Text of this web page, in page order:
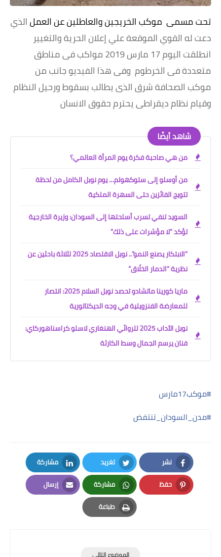
منوعات
مواضيع عامة
تحت مسمى موكب الخريجين والعاطلين عن العملالذي
دعت له القوي الموقعة علي إعلان الحرية والتغيير
انطلقت اليوم 17 مارس 2019 مواكب فى مناطق
متعددة فى الخرطوم وفى هذا الفيديو جانب من
موكب الصحافة شرق الذى يطالب بسقوط ورحيل النظام
وقيام نظام ديقراطى يحترم حقوق الانسان
شاهد أيضًا
من هي صاحبة فكرة يوم المرأة العالمي؟
من أوسلو إلى ستوكهولم… يوم نوبل الكامل من لحظة
تتويج الفائزين حتى السهرة الملكية
السويد تنفي تسرب أسلحتها إلى السودان: وزيرة الخارجية
تؤكد "لا مؤشرات على ذلك"
“الابتكار يصنع النمو”.. نوبل الاقتصاد 2025 لثلاثة باحثين عن
نظرية “الدمار الخلّاق”
ماريا كورينا ماتشادو تحصد نوبل السلام 2025: انتصار
للمعارضة الفنزويلية في وجه الديكتاتورية
نوبل الآداب 2025 للروائي الهنغاري لاسلو كراسناهوركاي:
فنان يرسم الجمال وسط الكارثة
#موكب17مارس
#مدن_السودان_تنتفض
نشر
Facebook
تغريد
Twitter
مشاركة
LinkedIn
حفظ
Pinterest
مشاركة
Whatsapp
إرسال
Email
طباعة
Print
الموضوع التالي